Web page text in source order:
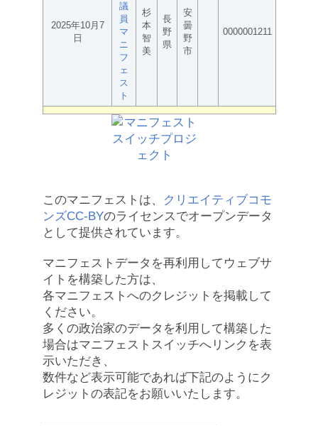
2025年10月7
日
議
員
マ
ニ
フ
ェ
ス
ト
杉
本
智
美
長
野
県
安
曇
野
市
0000001211
このマニフェストは、
クリエイティブコモ
ンズCC-BYのライセンスでオープンデータ
として提供されています。
マニフェストデータを再利用してウェブサ
イトを構築した方は、
各マニフェストへのクレジットを掲載して
ください。
多くの政治家のデータを利用して構築した
場合はマニフェストスイッチへリンクを表
示いただき、
数件など表示可能であれば下記のようにク
レジットの表記をお願いいたします。